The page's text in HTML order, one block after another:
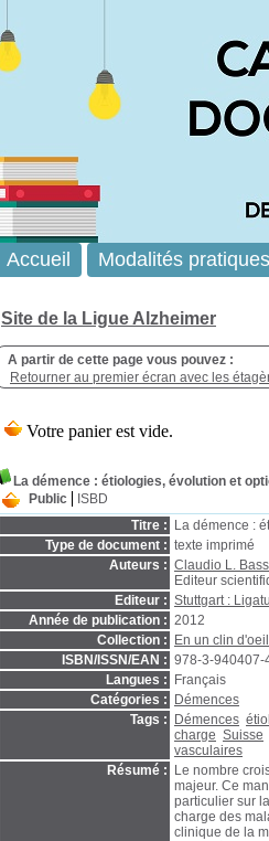
Site de la Ligue Alzheimer
A partir de cette page vous pouvez :
Retourner au premier écran avec les
La démence : étiologies, évolution et
Public
ISBD
Titre :
La démence :
Type de document : texte imprimé
Auteurs : Claudio L.
Editeur
Editeur : Stuttgart :
Année de publication : 2012
Collection :
En un clin d'oeil
ISBN/ISSN/EAN : 978-3-940407-
Langues :
Français
Catégories :
Démences
Tags :
Démences
charge Suisse
vasculaires
Résumé :
Le nombre
majeur. Ce
particulier sur
charge des
clinique de la
Accueil Modalités pratiques